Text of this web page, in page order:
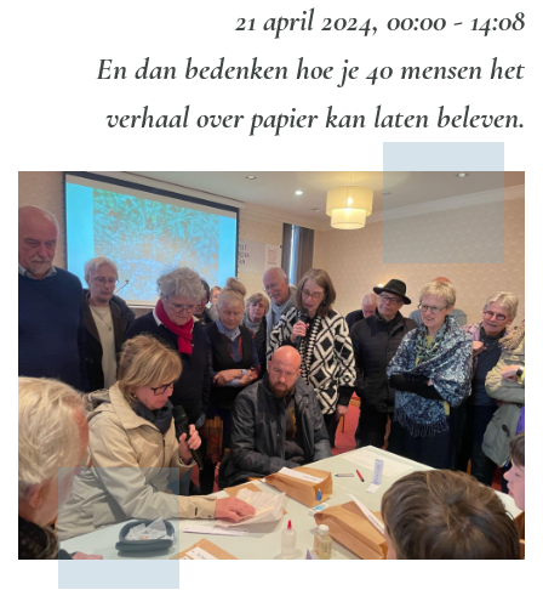
21 april 2024, 00:00 - 14:08
En dan bedenken hoe je 40 mensen het
verhaal over papier kan laten beleven.